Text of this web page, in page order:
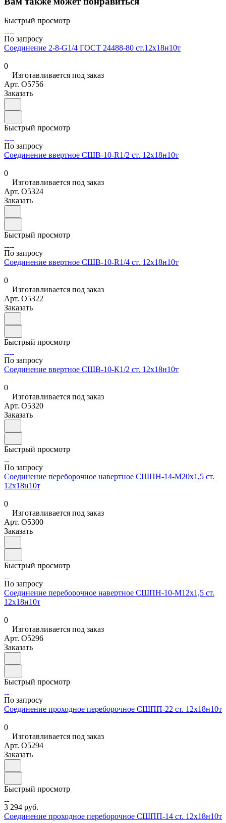
Быстрый просмотр
По запросу
Соединение 2-8-G1/4 ГОСТ 24488-80 ст.12х18н10т
0
Изготавливается под заказ
Арт. O5756
Заказать
Быстрый просмотр
По запросу
Соединение ввертное СШВ-10-R1/2 ст. 12х18н10т
0
Изготавливается под заказ
Арт. O5324
Заказать
Быстрый просмотр
По запросу
Соединение ввертное СШВ-10-R1/4 ст. 12х18н10т
0
Изготавливается под заказ
Арт. O5322
Заказать
Быстрый просмотр
По запросу
Соединение ввертное СШВ-10-К1/2 ст. 12х18н10т
0
Изготавливается под заказ
Арт. O5320
Заказать
Быстрый просмотр
По запросу
Соединение переборочное навертное СШПН-14-М20х1,5 ст.
12х18н10т
0
Изготавливается под заказ
Арт. O5300
Заказать
Быстрый просмотр
По запросу
Соединение переборочное навертное СШПН-10-М12х1,5 ст.
12х18н10т
0
Изготавливается под заказ
Арт. O5296
Заказать
Быстрый просмотр
По запросу
Соединение проходное переборочное СШПП-22 ст. 12х18н10т
0
Изготавливается под заказ
Арт. O5294
Заказать
Быстрый просмотр
3 294 руб.
Соединение проходное переборочное СШПП-14 ст. 12х18н10т